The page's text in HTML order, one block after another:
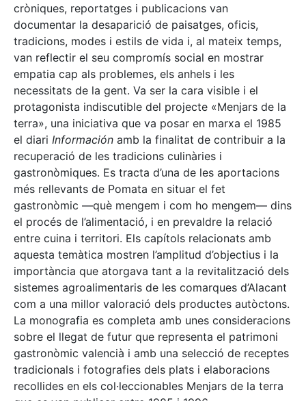
cròniques, reportatges i publicacions van
documentar la desaparició de paisatges, oficis,
tradicions, modes i estils de vida i, al mateix temps,
van reflectir el seu compromís social en mostrar
empatia cap als problemes, els anhels i les
necessitats de la gent. Va ser la cara visible i el
protagonista indiscutible del projecte «Menjars de la
terra», una iniciativa que va posar en marxa el 1985
el diari Información amb la finalitat de contribuir a la
recuperació de les tradicions culinàries i
gastronòmiques. Es tracta d’una de les aportacions
més rellevants de Pomata en situar el fet
gastronòmic —què mengem i com ho mengem— dins
el procés de l’alimentació, i en prevaldre la relació
entre cuina i territori. Els capítols relacionats amb
aquesta temàtica mostren l’amplitud d’objectius i la
importància que atorgava tant a la revitalització dels
sistemes agroalimentaris de les comarques d’Alacant
com a una millor valoració dels productes autòctons.
La monografia es completa amb unes consideracions
sobre el llegat de futur que representa el patrimoni
gastronòmic valencià i amb una selecció de receptes
tradicionals i fotografies dels plats i elaboracions
recollides en els col·leccionables Menjars de la terra